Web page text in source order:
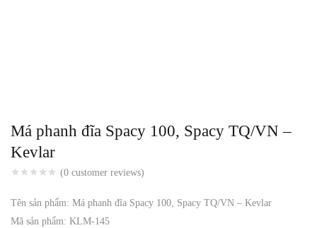
Má phanh đĩa Spacy 100, Spacy TQ/VN –
Kevlar
(0 customer reviews)
Tên sản phẩm: Má phanh đĩa Spacy 100, Spacy TQ/VN – Kevlar
Mã sản phẩm: KLM-145